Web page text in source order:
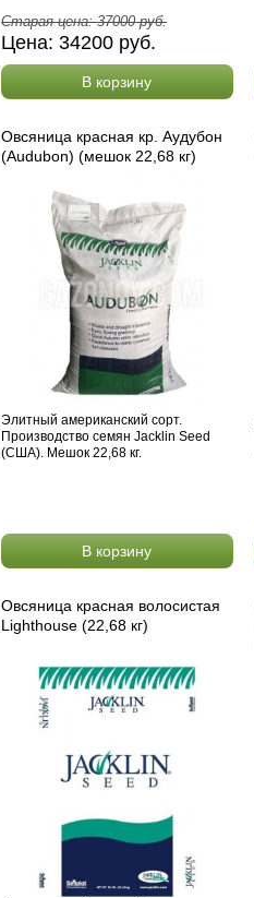
Старая цена:37000руб.
Цена:34200 руб.
В корзину
Овсяница красная кр. Аудубон
(Audubon) (мешок 22,68 кг)
Элитный американский сорт.
Производство семян Jacklin Seed
(США). Мешок 22,68 кг.
В корзину
Овсяница красная волосистая
Lighthouse (22,68 кг)